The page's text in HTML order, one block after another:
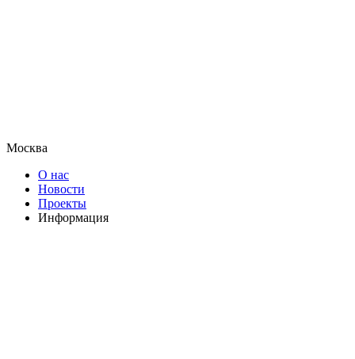
Москва
О нас
Новости
Проекты
Информация